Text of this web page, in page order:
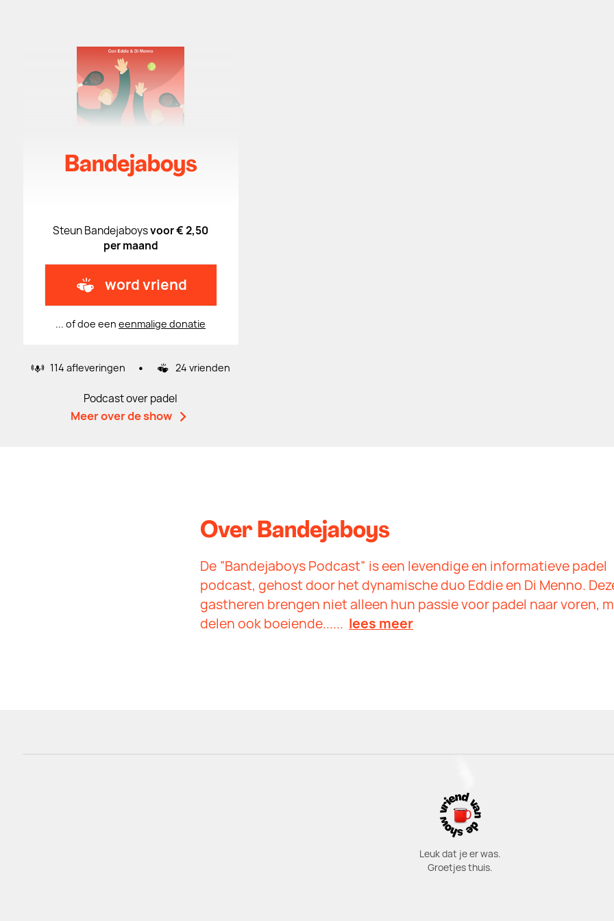
Bandejaboys
Steun Bandejaboysvoor € 2,50
per maand
word vriend
... of doe eeneenmalige donatie
114 afleveringen • 24 vrienden
Podcast over padel
Meer over de show
Over Bandejaboys
De “Bandejaboys Podcast” is een levendige en informatieve padel
podcast, gehost door het dynamische duo Eddie en Di Menno.
gastheren brengen niet alleen hun passie voor padel naar voren,
delen ook boeiende...... lees meer
Leuk dat je er was.
Groetjes thuis.